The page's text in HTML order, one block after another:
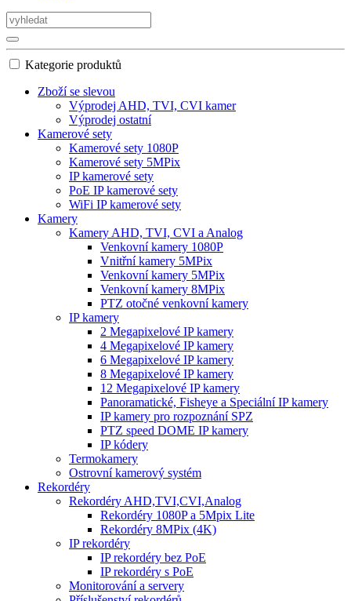
Kategorie produktů
Zboží se slevou
Výprodej AHD, TVI, CVI kamer
Výprodej ostatní
Kamerové sety
Kamerové sety 1080P
Kamerové sety 5MPix
IP kamerové sety
PoE IP kamerové sety
WiFi IP kamerové sety
Kamery
Kamery AHD, TVI, CVI a Analog
Venkovní kamery 1080P
Vnitřní kamery 5MPix
Venkovní kamery 5MPix
Venkovní kamery 8MPix
PTZ otočné venkovní kamery
IP kamery
2 Megapixelové IP kamery
4 Megapixelové IP kamery
6 Megapixelové IP kamery
8 Megapixelové IP kamery
12 Megapixelové IP kamery
Panoramatické, Fisheye a Speciální IP kamery
IP kamery pro rozpoznání SPZ
PTZ speed DOME IP kamery
IP kódery
Termokamery
Ostrovní kamerový systém
Rekordéry
Rekordéry AHD,TVI,CVI,Analog
Rekordéry 1080P a 5Mpix Lite
Rekordéry 8MPix (4K)
IP rekordéry
IP rekordéry bez PoE
IP rekordéry s PoE
Monitorování a servery